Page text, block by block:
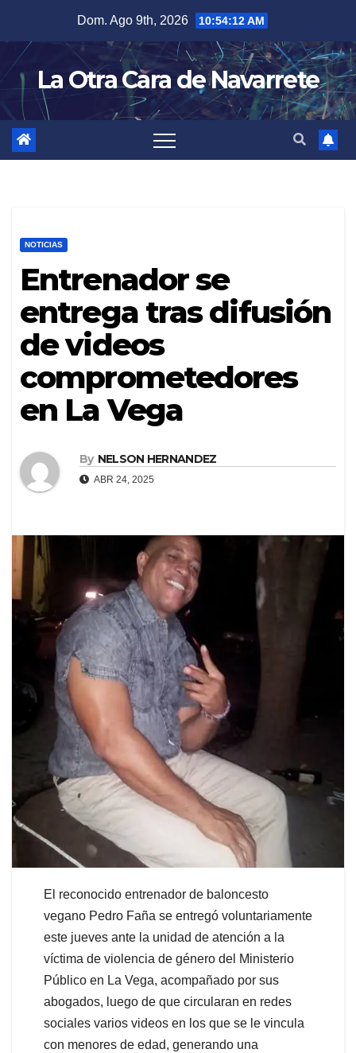
content
Dom. Ago 9th, 2026 10:54:13 AM
La Otra Cara de Navarrete
NOTICIAS
Entrenador se
entrega tras difusión
de videos
comprometedores
en La Vega
By NELSON HERNANDEZ
ABR 24, 2025
El reconocido entrenador de baloncesto
vegano Pedro Faña se entregó voluntariamente
este jueves ante la unidad de atención a la
víctima de violencia de género del Ministerio
Público en La Vega, acompañado por sus
abogados, luego de que circularan en redes
sociales varios videos en los que se le vincula
con menores de edad, generando una